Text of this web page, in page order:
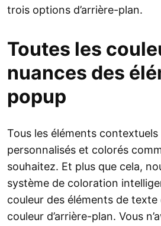
trois options d’arrière-plan.
Toutes les
nuances des
popup
Tous les éléments
personnalisés et colorés
souhaitez. Et plus que cela,
système de coloration
couleur des éléments de
couleur d’arrière-plan. Vous